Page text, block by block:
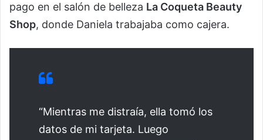
pago en el salón de belleza La Coqueta Beauty
Shop, donde Daniela trabajaba como cajera.
“Mientras me distraía, ella tomó los
datos de mi tarjeta. Luego